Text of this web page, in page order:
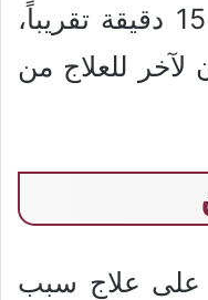
ويمكنك الاستلقاء لمدة 15 دقيقة تقريباً،
لآخر للعلاج من
على علاج سبب